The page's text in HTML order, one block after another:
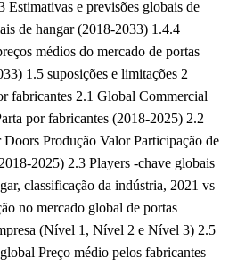
Estimativas e previsões globais de
de hangar (2018-2033) 1.4.4
médios do mercado de portas
1.5 suposições e limitações 2
fabricantes 2.1 Global Commercial
por fabricantes (2018-2025) 2.2
Produção Valor Participação de
2025) 2.3 Players -chave globais
classificação da indústria, 2021 vs
no mercado global de portas
(Nível 1, Nível 2 e Nível 3) 2.5
Preço médio pelos fabricantes